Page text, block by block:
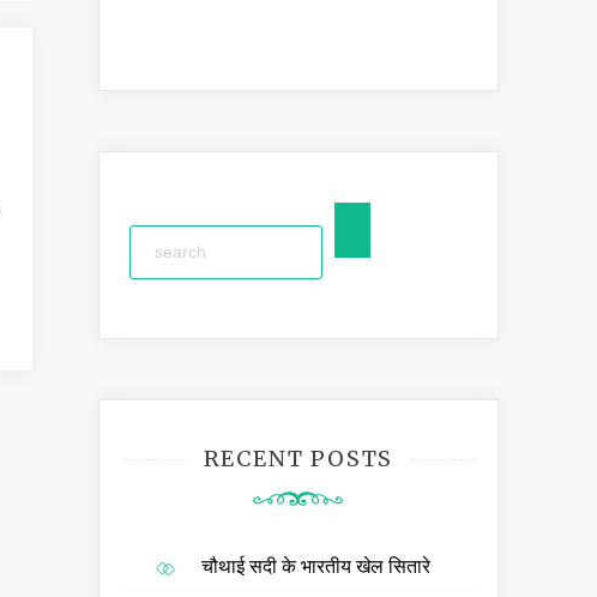
RECENT POSTS
चौथाई सदी के भारतीय खेल सितारे